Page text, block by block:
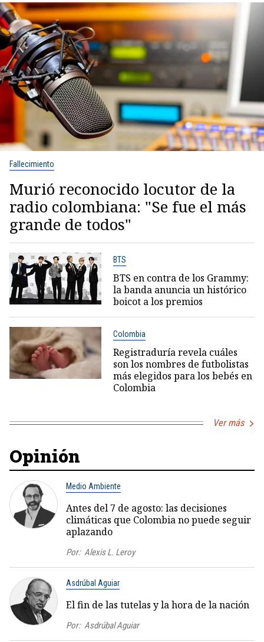
Fallecimiento
Murió reconocido locutor de la
radio colombiana: "Se fue el más
grande de todos"
BTS
BTS en contra de los Grammy:
la banda anuncia un histórico
boicot a los premios
Colombia
Registraduría revela cuáles
son los nombres de futbolistas
más elegidos para los bebés en
Colombia
Ver más
Opinión
Medio Ambiente
Antes del 7 de agosto: las decisiones
climáticas que Colombia no puede seguir
aplazando
Por: Alexis L. Leroy
Asdrúbal Aguiar
El fin de las tutelas y la hora de la nación
Por: Asdrúbal Aguiar